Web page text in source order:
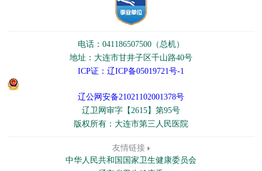
电话：041186507500（总机）
地址：大连市甘井子区千山路40号
ICP证：辽ICP备05019721号-1
辽公网安备21021102001378号
辽卫网审字【2615】第95号
版权所有：大连市第三人民医院
友情链接
中华人民共和国国家卫生健康委员会